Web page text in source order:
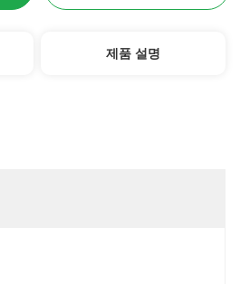
제품 설명